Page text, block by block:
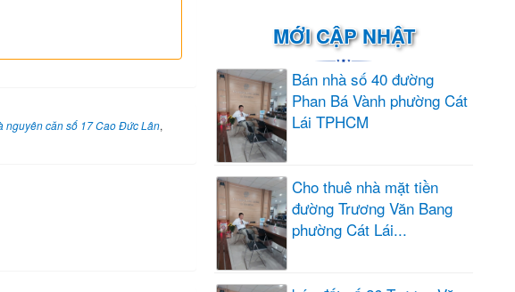
nguyên căn số 17 Cao Đức Lân,
MỚI CẬP NHẬT
Bán nhà số 40 đường
Phan Bá Vành phường Cát
Lái TPHCM
Cho thuê nhà mặt tiền
đường Trương Văn Bang
phường Cát Lái...